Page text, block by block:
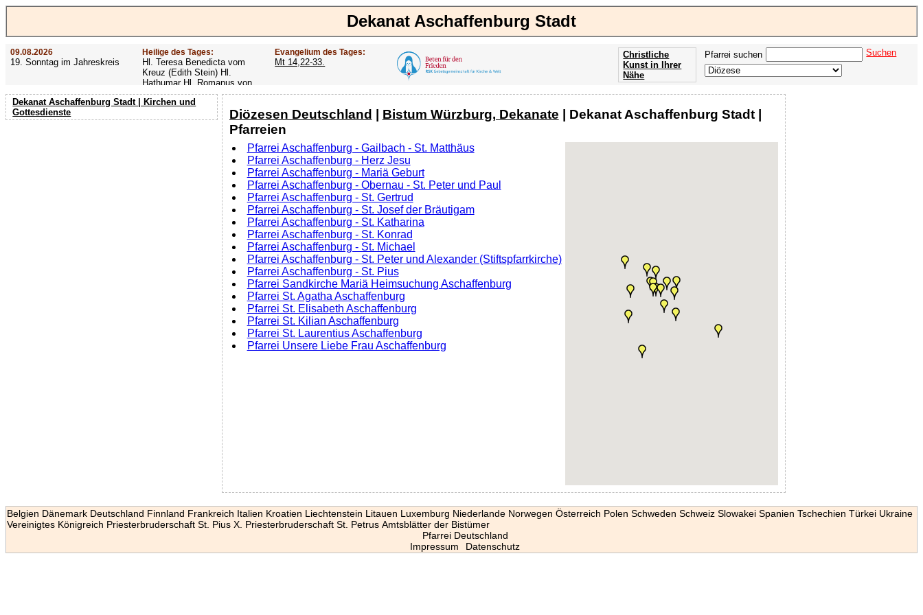
Dekanat Aschaffenburg Stadt
09.08.2026
19. Sonntag im Jahreskreis
Heilige des Tages:
Hl. Teresa Benedicta vom
Kreuz (Edith Stein) Hl.
Hathumar Hl. Romanus von
Rom Hl. Altmann
Evangelium des Tages:
Mt 14,22-33.
Pfarrei suchen Suchen
Christliche
Kunst in Ihrer
Nähe
Dekanat Aschaffenburg Stadt | Kirchen und
Gottesdienste
Diözesen Deutschland | Bistum Würzburg, Dekanate | Dekanat Aschaffenburg Stadt |
Pfarreien
Pfarrei Aschaffenburg - Gailbach - St. Matthäus
Pfarrei Aschaffenburg - Herz Jesu
Pfarrei Aschaffenburg - Mariä Geburt
Pfarrei Aschaffenburg - Obernau - St. Peter und Paul
Pfarrei Aschaffenburg - St. Gertrud
Pfarrei Aschaffenburg - St. Josef der Bräutigam
Pfarrei Aschaffenburg - St. Katharina
Pfarrei Aschaffenburg - St. Konrad
Pfarrei Aschaffenburg - St. Michael
Pfarrei Aschaffenburg - St. Peter und Alexander (Stiftspfarrkirche)
Pfarrei Aschaffenburg - St. Pius
Pfarrei Sandkirche Mariä Heimsuchung Aschaffenburg
Pfarrei St. Agatha Aschaffenburg
Pfarrei St. Elisabeth Aschaffenburg
Pfarrei St. Kilian Aschaffenburg
Pfarrei St. Laurentius Aschaffenburg
Pfarrei Unsere Liebe Frau Aschaffenburg
Belgien Dänemark Deutschland Finnland Frankreich Italien Kroatien Liechtenstein Litauen Luxemburg Niederlande Norwegen Österreich Polen Schweden Schweiz Slowakei Spanien Tschechien Türkei Ukraine
Vereinigtes Königreich Priesterbruderschaft St. Pius X. Priesterbruderschaft St. Petrus Amtsblätter der Bistümer
Pfarrei Deutschland
Impressum
Datenschutz